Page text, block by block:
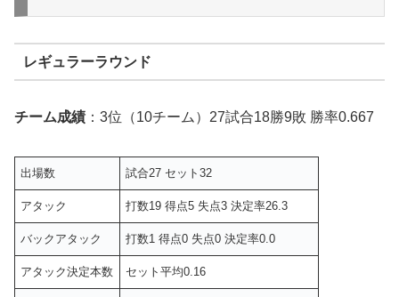
レギュラーラウンド
チーム成績 ：3位（10チーム）27試合18勝9敗 勝率0.667
出場数 試合27 セット32
アタック 打数19 得点5 失点3 決定率26.3
バックアタック 打数1 得点0 失点0 決定率0.0
アタック決定本数 セット平均0.16